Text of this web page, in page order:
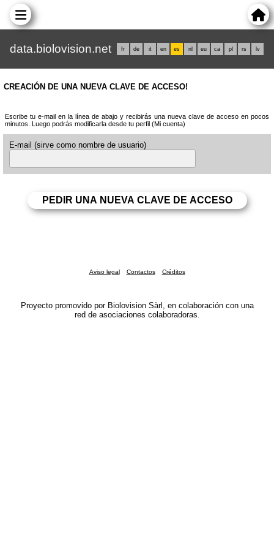
data.biolovision.net fr de it en es nl eu ca pl rs lv
CREACIÓN DE UNA NUEVA CLAVE DE ACCESO!
Escribe tu e-mail en la línea de abajo y recibirás una nueva clave de acceso en pocos
minutos. Luego podrás modificarla desde tu perfil (Mi cuenta)
E-mail (sirve como nombre de usuario)
Aviso legal Contactos Créditos
Proyecto promovido por Biolovision Sàrl, en colaboración con una
red de asociaciones colaboradoras.